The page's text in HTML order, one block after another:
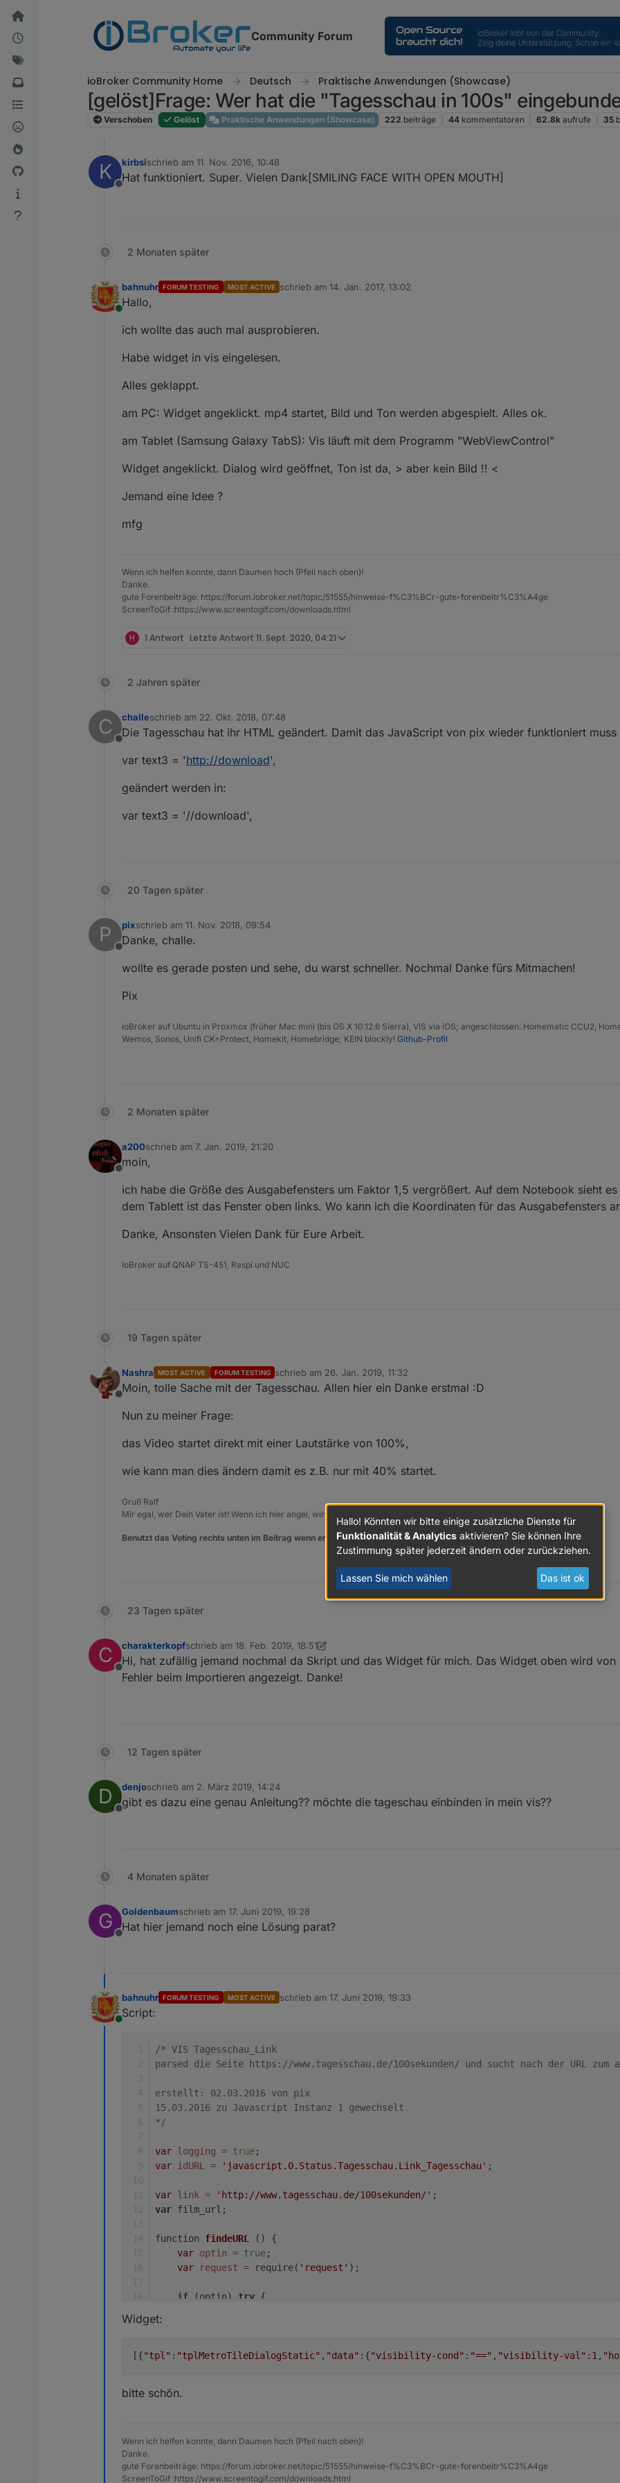
Weiter zum Inhalt
Community Forum
ioBroker Community Home Deutsch Praktische Anwendungen (Showcase)
[gelöst]Frage: Wer hat die "Tagesschau in 100s"
Verschoben Gelöst Praktische Anwendungen (Showcase) 222 beiträge 44 kommentatoren 62.8k aufrufe 35
K
Offline
kirbsischrieb am 11. Nov. 2016, 10:48
zuletzt editiert von
Hat funktioniert. Super. Vielen Dank[SMILING FACE WITH OPEN MOUTH]
2 Monaten später
Online
bahnuhr FORUM TESTING MOST ACTIVE schrieb am14. Jan. 2017, 13:02
zuletzt editiert von
Hallo,
ich wollte das auch mal ausprobieren.
Habe widget in vis eingelesen.
Alles geklappt.
am PC: Widget angeklickt. mp4 startet, Bild und Ton werden abgespielt. Alles ok.
am Tablet (Samsung Galaxy TabS): Vis läuft mit dem Programm "WebViewControl"
Widget angeklickt. Dialog wird geöffnet, Ton ist da, > aber kein Bild !! <
Jemand eine Idee ?
mfg
Wenn ich helfen konnte, dann Daumen hoch (Pfeil nach oben)!
Danke.
gute Forenbeiträge: https://forum.iobroker.net/topic/51555/hinweise-f%C3%BCr-gute-forenbeitr%C3%A4ge
ScreenToGif :https://www.screentogif.com/downloads.html
H 1 Antwort Letzte Antwort 11. Sept. 2020, 04:21
2 Jahren später
C
Offline
challeschrieb am 22. Okt. 2018, 07:48
zuletzt editiert von
Die Tagesschau hat ihr HTML geändert. Damit das JavaScript von pix wieder funktioniert
var text3 = 'http://download',
geändert werden in:
var text3 = '//download',
20 Tagen später
P
Offline
pixschrieb am 11. Nov. 2018, 09:54
zuletzt editiert von
Danke, challe.
wollte es gerade posten und sehe, du warst schneller. Nochmal Danke fürs Mitmachen!
Pix
ioBroker auf Ubuntu in Proxmox (früher Mac mini (bis OS X 10.12.6 Sierra), VIS via iOS; angeschlossen: Homematic CCU2,
Wemos, Sonos, Unifi CK+Protect, Homekit, Homebridge; KEIN blockly! Github-Profil
2 Monaten später
Offline
a200schrieb am 7. Jan. 2019, 21:20
zuletzt editiert von
moin,
ich habe die Größe des Ausgabefensters um Faktor 1,5 vergrößert. Auf dem Notebook sieht
dem Tablett ist das Fenster oben links. Wo kann ich die Koordinaten für das Ausgabefensters
Danke, Ansonsten Vielen Dank für Eure Arbeit.
IoBroker auf QNAP TS-451, Raspi und NUC
19 Tagen später
Offline
Nashra MOST ACTIVE FORUM TESTING schrieb am 26. Jan. 2019, 11:32
zuletzt editiert von
Moin, tolle Sache mit der Tagesschau. Allen hier ein Danke erstmal :D
Nun zu meiner Frage:
das Video startet direkt mit einer Lautstärke von 100%,
wie kann man dies ändern damit es z.B. nur mit 40% startet.
Gruß Ralf
Mir egal, wer Dein Vater ist! Wenn ich hier angel, wird nicht übers Wasser gelaufen!!
Benutzt das Voting rechts unten im Beitrag wenn er euch geholfen hat.
23 Tagen später
C
Offline
charakterkopfschrieb am 18. Feb. 2019, 18:51
zuletzt editiert von charakterkopf
Hi, hat zufällig jemand nochmal da Skript und das Widget für mich. Das Widget oben wird
Fehler beim Importieren angezeigt. Danke!
12 Tagen später
D
Offline
denjoschrieb am 2. März 2019, 14:24
zuletzt editiert von
gibt es dazu eine genau Anleitung?? möchte die tageschau einbinden in mein vis??
4 Monaten später
G
Offline
Goldenbaumschrieb am 17. Juni 2019, 19:28
zuletzt editiert von
Hat hier jemand noch eine Lösung parat?
Online
bahnuhr FORUM TESTING MOST ACTIVE schrieb am17. Juni 2019, 19:33
zuletzt editiert von
Script:
/* VIS Tagesschau_Link
parsed die Seite https://www.tagesschau.de/100sekunden/ und sucht nach der URL zum
erstellt: 02.03.2016 von pix
15.03.2016 zu Javascript Instanz 1 gewechselt
*/
var logging = true;
var idURL = 'javascript.0.Status.Tagesschau.Link_Tagesschau' ;
var link = 'http://www.tagesschau.de/100sekunden/' ;
var film_url;
function findeURL ()
{
var optin = true;
var
request = require( 'request' );
if (optin) try {
//log(body);
                    text2 =
if (logging) log( 'Startposition: '
var zwischenspeicher = ((start != - 1) && (ende != -1) ) ?
Widget:
[{"tpl" : "tplMetroTileDialogStatic" , "data" :{"visibility-cond" : "==" , "visibility-val" : 1,
bitte schön.
Wenn ich helfen konnte, dann Daumen hoch (Pfeil nach oben)!
Danke.
gute Forenbeiträge: https://forum.iobroker.net/topic/51555/hinweise-f%C3%BCr-gute-forenbeitr%C3%A4ge
ScreenToGif :https://www.screentogif.com/downloads.html
Hallo! Könnten wir bitte einige zusätzliche Dienste für
Funktionalität & Analytics aktivieren? Sie können Ihre
Zustimmung später jederzeit ändern oder zurückziehen.
Lassen Sie mich wählen Das ist ok